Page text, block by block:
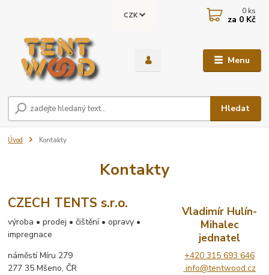
Menu
CZK
Hledat
0 ks
za 0 Kč
Úvod Kontakty
Kontakty
CZECH TENTS s.r.o.
výroba • prodej • čištění • opravy •
impregnace
náměstí Míru 279
277 35 Mšeno, ČR
Vladimír Hulín-
Mihalec
jednatel
+420 315 693 646
info@tentwood.cz